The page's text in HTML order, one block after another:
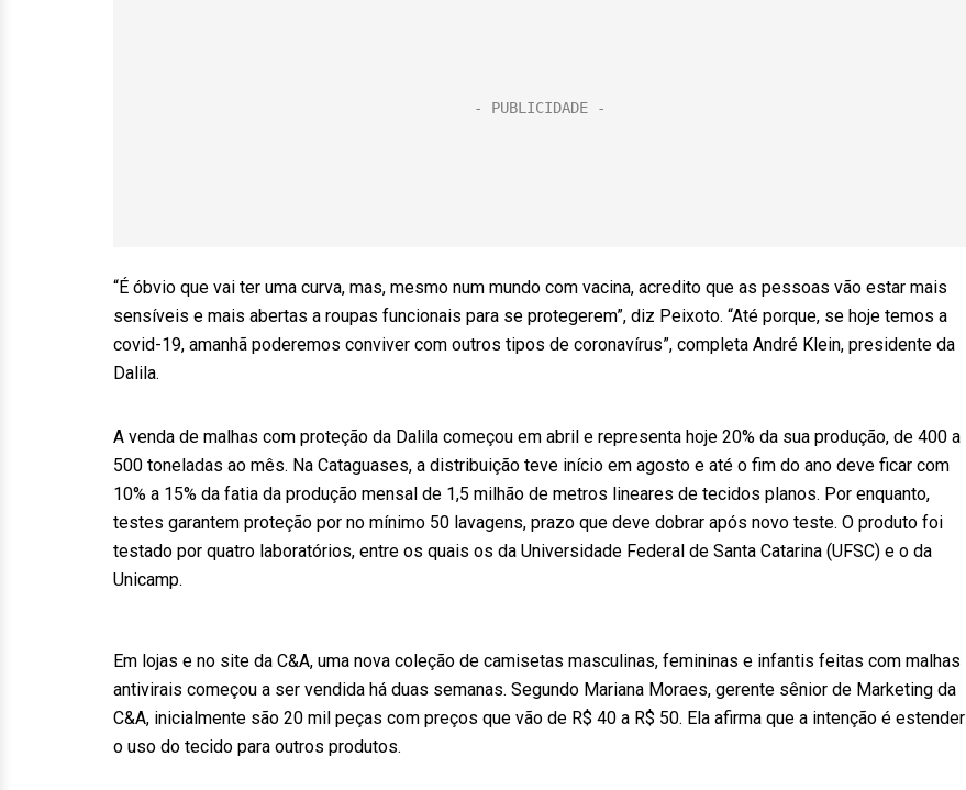
“É óbvio que vai ter uma curva, mas, mesmo num mundo com vacina, acredito que as pessoas vão estar mais
sensíveis e mais abertas a roupas funcionais para se protegerem”, diz Peixoto. “Até porque, se hoje temos a
covid-19, amanhã poderemos conviver com outros tipos de coronavírus”, completa André Klein, presidente da
Dalila.
A venda de malhas com proteção da Dalila começou em abril e representa hoje 20% da sua produção, de 400 a
500 toneladas ao mês. Na Cataguases, a distribuição teve início em agosto e até o fim do ano deve ficar com
10% a 15% da fatia da produção mensal de 1,5 milhão de metros lineares de tecidos planos. Por enquanto,
testes garantem proteção por no mínimo 50 lavagens, prazo que deve dobrar após novo teste. O produto foi
testado por quatro laboratórios, entre os quais os da Universidade Federal de Santa Catarina (UFSC) e o da
Unicamp.
Em lojas e no site da C&A, uma nova coleção de camisetas masculinas, femininas e infantis feitas com malhas
antivirais começou a ser vendida há duas semanas. Segundo Mariana Moraes, gerente sênior de Marketing da
C&A, inicialmente são 20 mil peças com preços que vão de R$ 40 a R$ 50. Ela afirma que a intenção é estender
o uso do tecido para outros produtos.